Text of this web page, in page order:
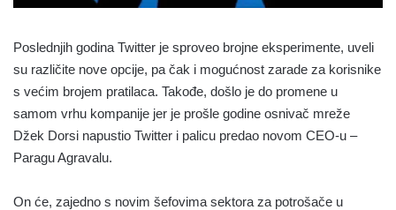
Poslednjih godina Twitter je sproveo brojne eksperimente, uveli
su različite nove opcije, pa čak i mogućnost zarade za korisnike
s većim brojem pratilaca. Takođe, došlo je do promene u
samom vrhu kompanije jer je prošle godine osnivač mreže
Džek Dorsi napustio Twitter i palicu predao novom CEO-u –
Paragu Agravalu.
On će, zajedno s novim šefovima sektora za potrošače u